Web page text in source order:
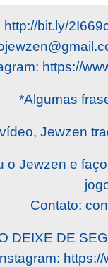
bit.ly/
https://
*Algumas
Jewzen
o Jewzen e
Contato:
DEIXE DE